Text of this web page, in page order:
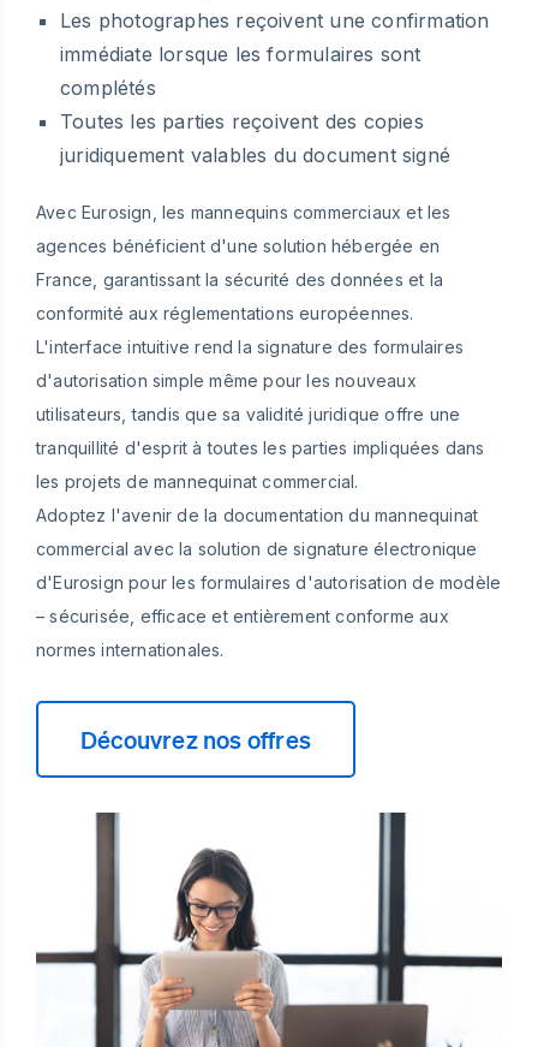
Les photographes reçoivent une confirmation
immédiate lorsque les formulaires sont
complétés
Toutes les parties reçoivent des copies
juridiquement valables du document signé
Avec Eurosign, les mannequins commerciaux et les
agences bénéficient d'une solution hébergée en
France, garantissant la sécurité des données et la
conformité aux réglementations européennes.
L'interface intuitive rend la signature des formulaires
d'autorisation simple même pour les nouveaux
utilisateurs, tandis que sa validité juridique offre une
tranquillité d'esprit à toutes les parties impliquées dans
les projets de mannequinat commercial.
Adoptez l'avenir de la documentation du mannequinat
commercial avec la solution de signature électronique
d'Eurosign pour les formulaires d'autorisation de modèle
– sécurisée, efficace et entièrement conforme aux
normes internationales.
Découvrez nos offres